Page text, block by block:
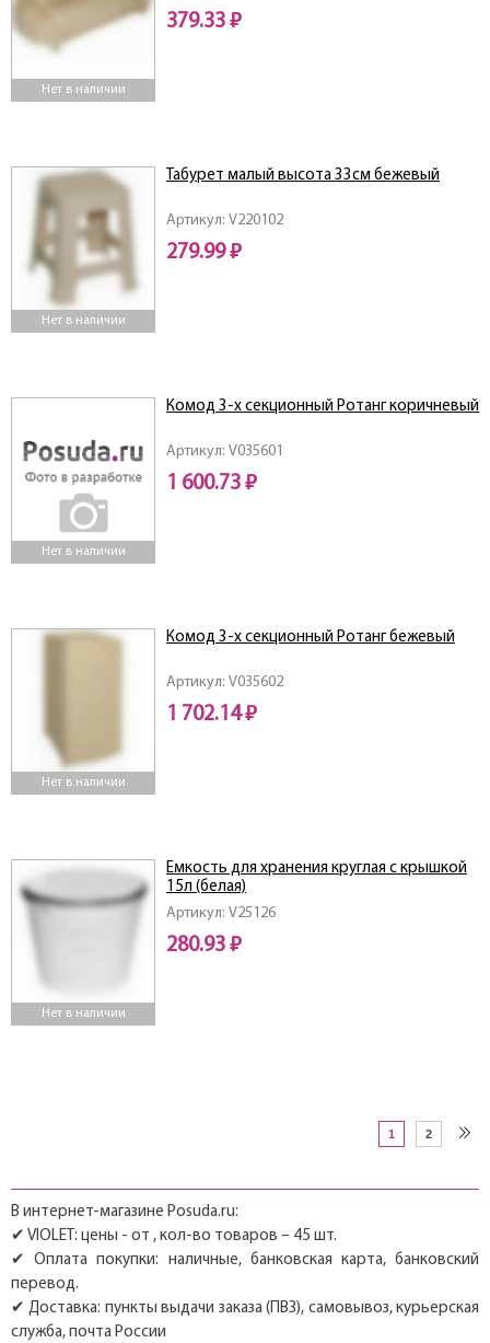
Нет в наличии
379.33 ₽
Нет в наличии
Артикул: V220102
Табурет малый высота 33см бежевый
279.99 ₽
Нет в наличии
Артикул: V035601
Комод 3-х секционный Ротанг коричневый
1 600.73 ₽
Нет в наличии
Артикул: V035602
Комод 3-х секционный Ротанг бежевый
1 702.14 ₽
Нет в наличии
Артикул: V25126
Емкость для хранения круглая с крышкой
15л (белая)
280.93 ₽
1 2
В интернет-магазине Posuda.ru:
✔ VIOLET: цены - от , кол-во товаров – 45 шт.
✔ Оплата покупки: наличные, банковская карта, банковский
перевод.
✔ Доставка: пункты выдачи заказа (ПВЗ), самовывоз, курьерская
служба, почта России